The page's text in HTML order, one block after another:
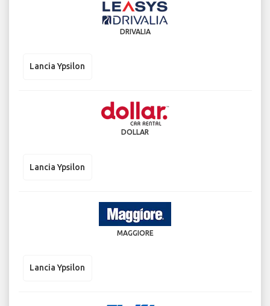
DRIVALIA
Lancia Ypsilon
DOLLAR
Lancia Ypsilon
MAGGIORE
Lancia Ypsilon